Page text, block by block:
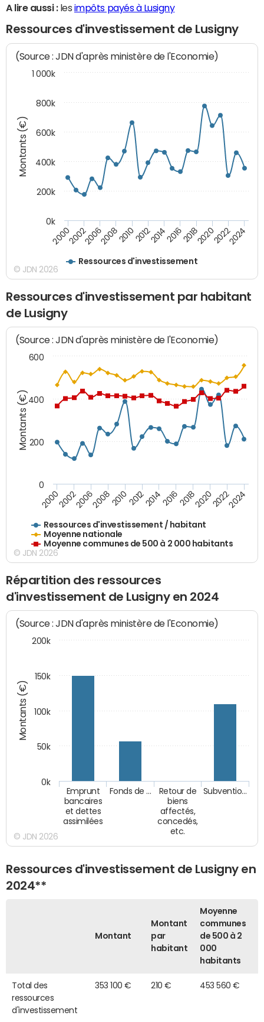
A lire aussi :les impôts payés à Lusigny
Ressources d'investissement de Lusigny
Montants (€)
(Source : JDN d'après ministère de l'Economie)
Ressources d'investissement
200020022006200820102012201420162018202020222024
0k
200k
400k
600k
800k
1 000k
© JDN 2026
Ressources d'investissement par habitant
de Lusigny
Montants (€)
(Source : JDN d'après ministère de l'Economie)
Ressources d'investissement / habitant
Moyenne nationale
Moyenne communes de 500 à 2 000 habitants
200020022006200820102012201420162018202020222024
0
200
400
600
© JDN 2026
Répartition des ressources
d'investissement de Lusigny en 2024
Montants (€)
(Source : JDN d'après ministère de l'Economie)
Emprunt
bancaires
et dettes
assimilées
Fonds de …
Retour de
biens
affectés,
concedés,
etc.
Subventio…
0k
50k
100k
150k
200k
© JDN 2026
Ressources d'investissement de Lusigny en
2024**
Montant
Montant
par
habitant
Moyenne
communes
de 500 à 2
000
habitants
Total des
ressources
d'investissement
353 100 € 210 € 453 560 €